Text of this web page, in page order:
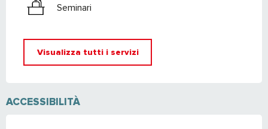
Seminari
Visualizza tutti i servizi
ACCESSIBILITÀ